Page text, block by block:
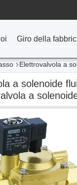
Giro della
Elettrovalvola a
a solenoide
a